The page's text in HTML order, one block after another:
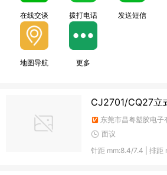
在线交谈 拨打电话 发送短信
地图导航 更多
CJ2701/CQ27立
东莞市昌粤塑胶电子
面议
针距 mm:8.4/7.4 | 排距